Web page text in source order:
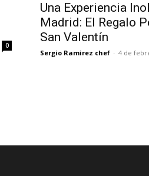
0
Una Experiencia
Madrid: El Regalo
San Valentín
Sergio Ramirez chef - 4 de